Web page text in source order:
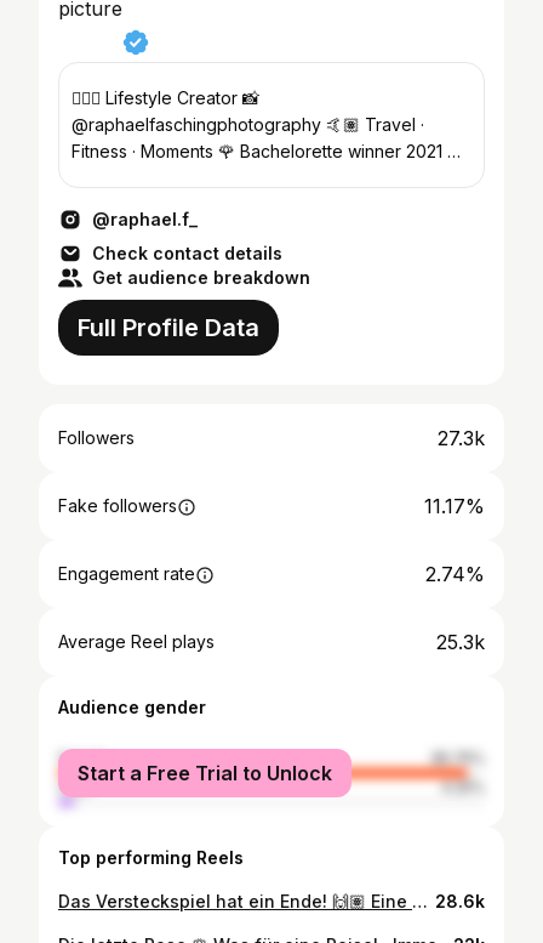
🙋🏼‍♂️ Lifestyle Creator 📸
@raphaelfaschingphotography 🤙🏽 Travel ·
Fitness · Moments 🌹 Bachelorette winner 2021 📩
@raphael.f_
Check contact details
Get audience breakdown
Full Profile Data
Followers 27.3k
Fake followers 11.17%
Engagement rate 2.74%
Average Reel plays 25.3k
Audience gender
female
95.75%
male
4.25%
Start a Free Trial to Unlock
Top performing Reels
Das Versteckspiel hat ein Ende! 🙌🏽 Eine Woche ist das Finale jetzt her. Weil beim Wiedersehen leider wenig bis gar nichts von Maxime und mir gezeigt wurde, kommt hier — wie versprochen — ein Bild von einem unserer Treffen nach der Zeit in Griechenland. Freu mich, Maxi wiederzusehen! 🥰 Ich hoffe, das klärt ein paar eurer Fragen. Schönen Mittwochabend euch allen! 🤙🏽 28.6k